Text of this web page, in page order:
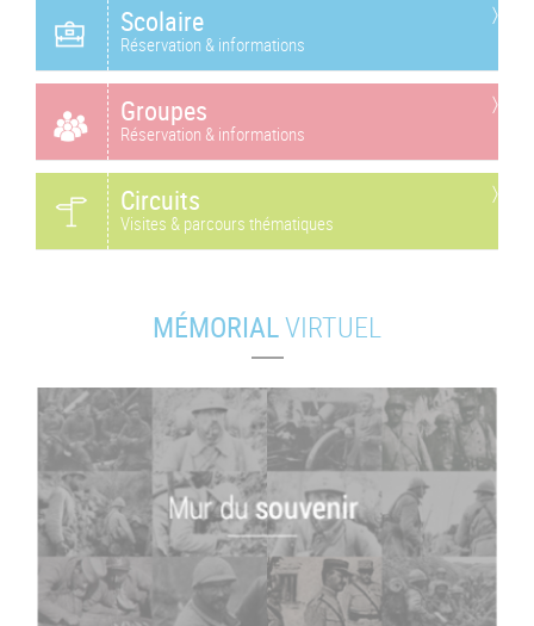
Scolaire
Réservation & informations
Groupes
Réservation & informations
Circuits
Visites & parcours thématiques
MÉMORIALVIRTUEL